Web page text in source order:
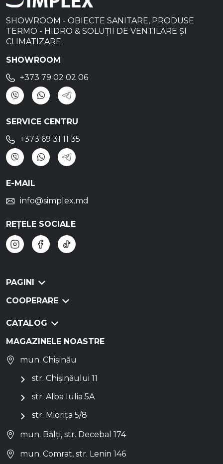
SHOWROOM - OBIECTE SANITARE, PRODUSE
TERMO - HIDRO & SOLUȚII DE VENTILARE ȘI
CLIMATIZARE
SHOWROOM
+373 79 02 02 06
SERVICE CENTRU
+373 69 31 11 35
E-MAIL
info@simplex.md
REȚELE SOCIALE
PAGINI
COOPERARE
CATALOG
MAGAZINELE NOASTRE
mun. Chișinău
str. Chișinăului 11
str. Alba Iulia 5A
str. Miorița 5/8
mun. Bălți, str. Decebal 174
mun. Comrat, str. Lenin 146